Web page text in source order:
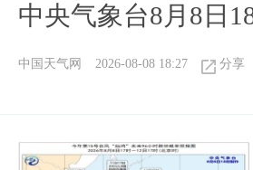
中央气象台8月8日
中国天气网 2026-08-08 18:27 分享